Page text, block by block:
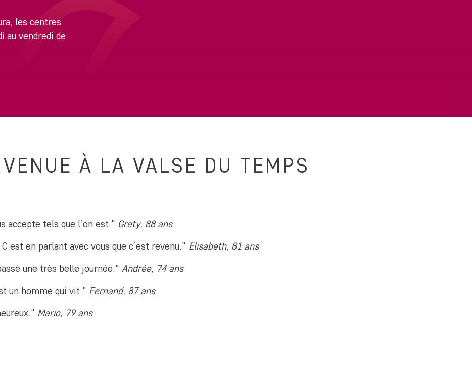
les centres
au vendredi de
À LA VALSE DU TEMPS
accepte tels que l’on est." Grety, 88 ans
en parlant avec vous que c’est revenu." Elisabeth, 81 ans
une très belle journée." Andrée, 74 ans
un homme qui vit." Fernand, 87 ans
Mario, 79 ans